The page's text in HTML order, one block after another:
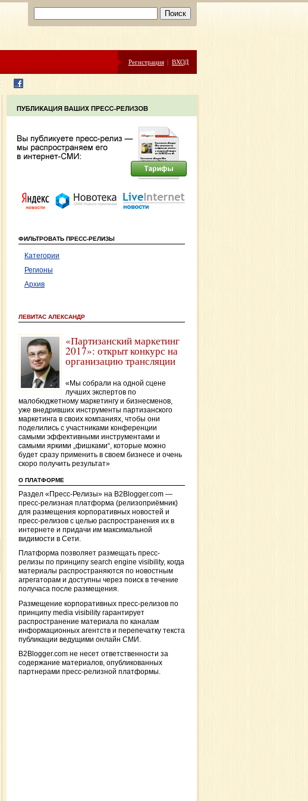
Регистрация | ВХОД
ФИЛЬТРОВАТЬ ПРЕСС-РЕЛИЗЫ
Категории
Регионы
Архив
ЛЕВИТАС АЛЕКСАНДР
«Партизанский маркетинг
2017»: открыт конкурс на
организацию трансляции
«Мы собрали на одной сцене
лучших экспертов по
малобюджетному маркетингу и бизнесменов,
уже внедривших инструменты партизанского
маркетинга в своих компаниях, чтобы они
поделились с участниками конференции
самыми эффективными инструментами и
самыми яркими „фишками“, которые можно
будет сразу применить в своем бизнесе и очень
скоро получить результат»
О ПЛАТФОРМЕ
Раздел «Пресс-Релизы» на B2Blogger.com —
пресс-релизная платформа (релизоприёмник)
для размещения корпоративных новостей и
пресс-релизов с целью распространения их в
интернете и придачи им максимальной
видимости в Сети.
Платформа позволяет размещать пресс-
релизы по принципу search engine visibility, когда
материалы распространяются по новостным
агрегаторам и доступны через поиск в течение
получаса после размещения.
Размещение корпоративных пресс-релизов по
принципу media visibility гарантирует
распространение материала по каналам
информационных агентств и перепечатку текста
публикации ведущими онлайн СМИ.
B2Blogger.com не несет ответственности за
содержание материалов, опубликованных
партнерами пресс-релизной платформы.